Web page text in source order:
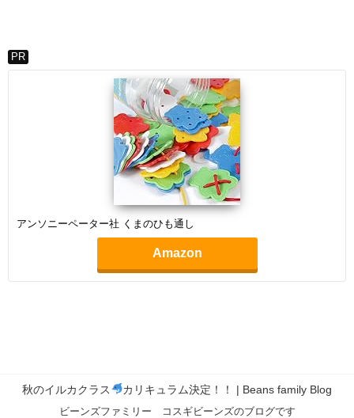
PR
アンソニーペーター社 くまのひも通し
Amazon
秋のイルカクラス カリキュラム決定！！ | Beans family Blog
ビーンズファミリー コスギビーンズのブログです